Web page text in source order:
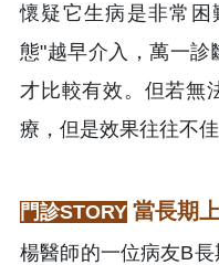
懷疑它生病是非常
態"越早介入，萬一診
才比較有效。但若無
療，但是效果往往不佳
門診STORY 當長期
楊醫師的一位病友B